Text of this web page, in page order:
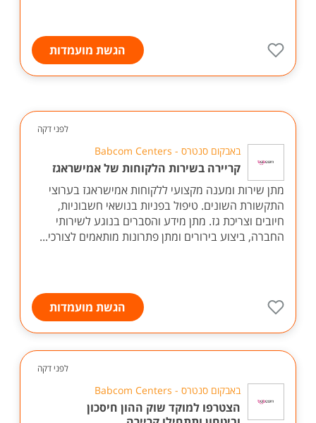
הגשת מועמדות
לפני דקה
באבקום סנטרס - Babcom Centers
קריירה בשירות הלקוחות של אמישראגז
מתן שירות ומענה מקצועי ללקוחות אמישראגז בערוצי
התקשורת השונים. טיפול בפניות בנושאי חשבוניות,
חיובים וצריכת גז. מתן מידע והסברים בנוגע לשירותי
החברה, ביצוע בירורים ומתן פתרונות מותאמים לצורכי...
הגשת מועמדות
לפני דקה
באבקום סנטרס - Babcom Centers
הצטרפו למוקד שוק ההון חיסכון